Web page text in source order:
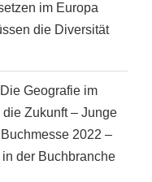
im Europa
die Diversität
Geografie im
Zukunft – Junge
2022 –
in der Buchbranche